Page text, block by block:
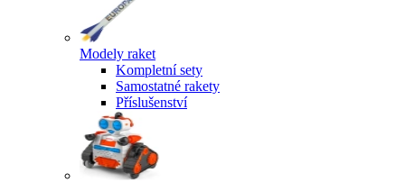
Modely raket
Kompletní sety
Samostatné rakety
Příslušenství